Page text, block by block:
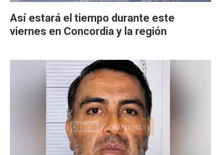
Así estará el tiempo durante este
viernes en Concordia y la región